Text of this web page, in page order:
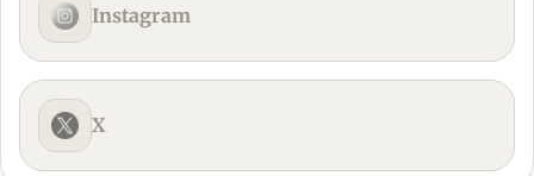
Instagram
X